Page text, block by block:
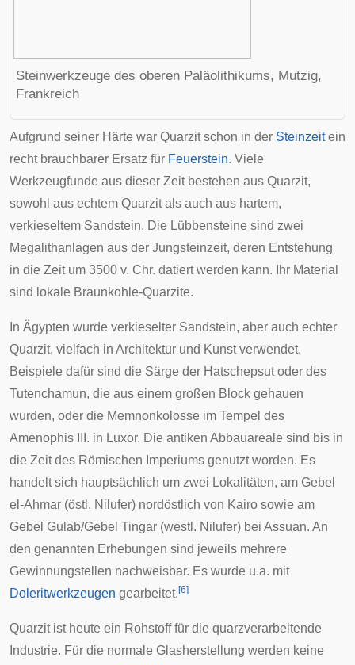
Steinwerkzeuge des oberen Paläolithikums, Mutzig,
Frankreich
Aufgrund seiner Härte war Quarzit schon in der Steinzeitein
recht brauchbarer Ersatz für Feuerstein. Viele
Werkzeugfunde aus dieser Zeit bestehen aus Quarzit,
sowohl aus echtem Quarzit als auch aus hartem,
verkieseltem Sandstein. Die Lübbensteine sind zwei
Megalithanlagen aus der Jungsteinzeit, deren Entstehung
in die Zeit um 3500 v. Chr. datiert werden kann. Ihr Material
sind lokale Braunkohle-Quarzite.
In Ägypten wurde verkieselter Sandstein, aber auch echter
Quarzit, vielfach in Architektur und Kunst verwendet.
Beispiele dafür sind die Särge der Hatschepsutoder des
Tutenchamun, die aus einem großen Block gehauen
wurden, oder die Memnonkolosse im Tempel des
Amenophis III. in Luxor. Die antiken Abbauareale sind bis in
die Zeit des Römischen Imperiums genutzt worden. Es
handelt sich hauptsächlich um zwei Lokalitäten, am Gebel
el-Ahmar (östl. Nilufer) nordöstlich von Kairo sowie am
Gebel Gulab/Gebel Tingar (westl. Nilufer) bei Assuan. An
den genannten Erhebungen sind jeweils mehrere
Gewinnungstellen nachweisbar. Es wurde u.a. mit
Doleritwerkzeugen gearbeitet. [6]
Quarzit ist heute ein Rohstoff für die quarzverarbeitende
Industrie. Für die normale Glasherstellung werden keine